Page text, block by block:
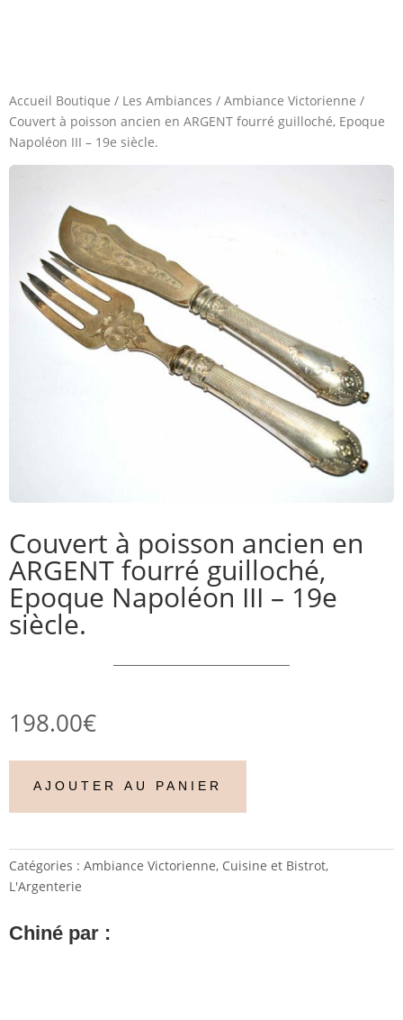
Accueil Boutique / Les Ambiances / Ambiance Victorienne /
Couvert à poisson ancien en ARGENT fourré guilloché, Epoque
Napoléon III – 19e siècle.
Couvert à poisson ancien en
ARGENT fourré guilloché,
Epoque Napoléon III – 19e
siècle.
198.00€
AJOUTER AU PANIER
Catégories : Ambiance Victorienne, Cuisine et Bistrot,
L'Argenterie
Chiné par :